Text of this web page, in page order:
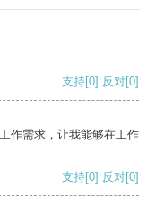
支持[0] 反对[0]
作需求，让我能够在工作
支持[0] 反对[0]